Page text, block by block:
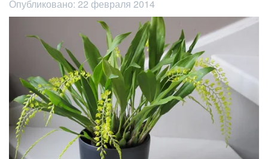
Опубликовано: 22 февраля 2014